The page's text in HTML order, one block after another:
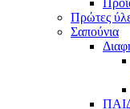
Πρώτες
Σαπούνια